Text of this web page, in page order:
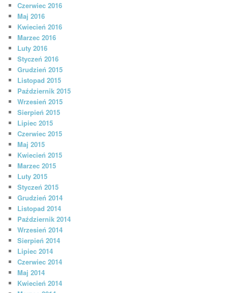
Czerwiec 2016
Maj 2016
Kwiecień 2016
Marzec 2016
Luty 2016
Styczeń 2016
Grudzień 2015
Listopad 2015
Październik 2015
Wrzesień 2015
Sierpień 2015
Lipiec 2015
Czerwiec 2015
Maj 2015
Kwiecień 2015
Marzec 2015
Luty 2015
Styczeń 2015
Grudzień 2014
Listopad 2014
Październik 2014
Wrzesień 2014
Sierpień 2014
Lipiec 2014
Czerwiec 2014
Maj 2014
Kwiecień 2014